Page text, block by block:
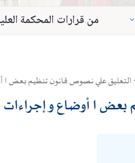
من قرارات المحكمة
علي نصوص قانون تنظيم بعض ا
بعض ا أوضاع و